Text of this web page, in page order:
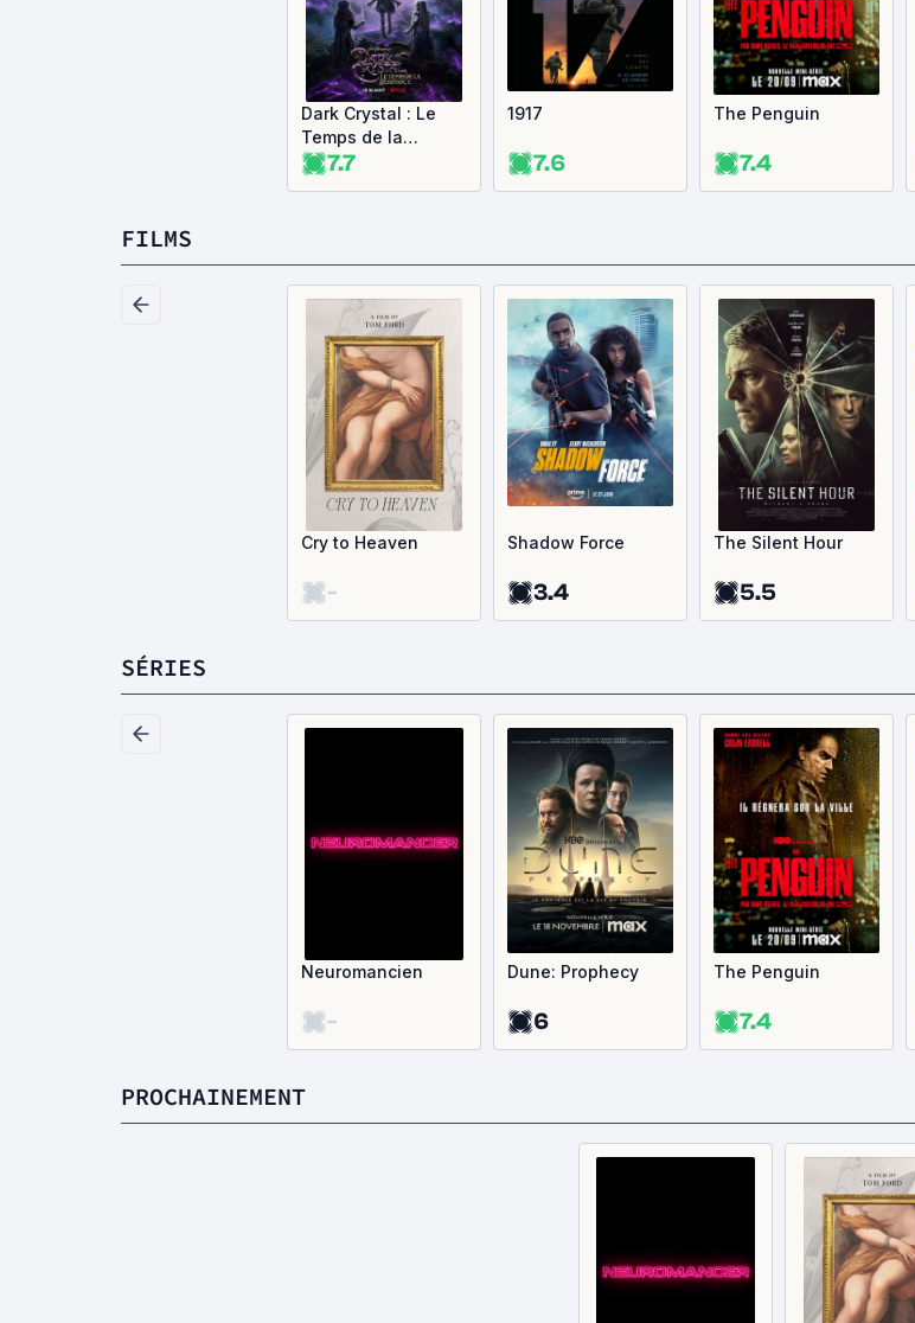
Dark Crystal : Le
Temps de la
résistance
7.7
1917
7.6
The Penguin
7.4
FILMS
Cry to Heaven
-
Shadow Force
3.4
The Silent Hour
5.5
SÉRIES
Neuromancien
-
Dune: Prophecy
6
The Penguin
7.4
PROCHAINEMENT